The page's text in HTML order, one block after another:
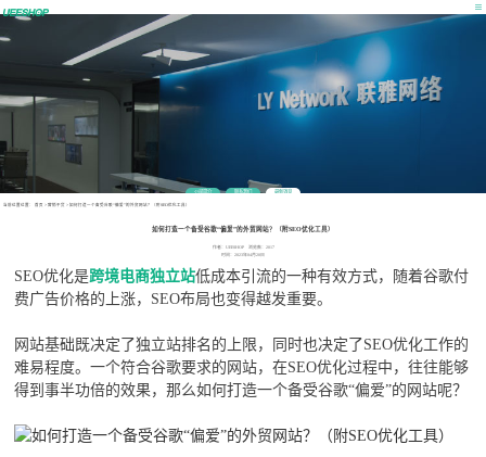
公司简介 联系我们 最新消息
当前位置位置： 首页 > 营销干货> 如何打造一个备受谷歌“偏爱”的外贸网站？（附SEO优化工具）
如何打造一个备受谷歌“偏爱”的外贸网站？（附SEO优化工具）
作者：UEESHOP 浏览数：2017
时间：2023年04月20日
SEO优化是跨境电商独立站低成本引流的一种有效方式，随着谷歌付
费广告价格的上涨，SEO布局也变得越发重要。
网站基础既决定了独立站排名的上限，同时也决定了SEO优化工作的
难易程度。一个符合谷歌要求的网站，在SEO优化过程中，往往能够
得到事半功倍的效果，那么如何打造一个备受谷歌“偏爱”的网站呢？